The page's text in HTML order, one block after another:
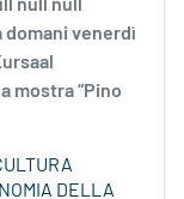
null null
domani venerdì
mostra “Pino
DELLA